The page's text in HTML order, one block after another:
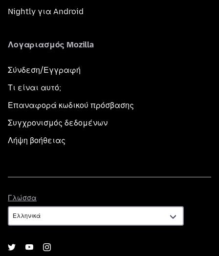
Nightly για Android
Λογαριασμός Mozilla
Σύνδεση/Εγγραφή
Τι είναι αυτό;
Επαναφορά κωδικού πρόσβασης
Συγχρονισμός δεδομένων
Λήψη βοήθειας
Γλώσσα